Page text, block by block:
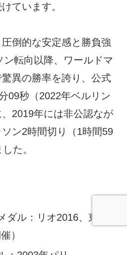
ています。
倒的な安定感と勝負強
ン転向以降、ワールドマ
異の勝率を誇り、公式
09秒（2022年ベルリン
2019年には非公認なが
ン2時間切り（1時間59
た。
ダル：リオ2016、東京
）